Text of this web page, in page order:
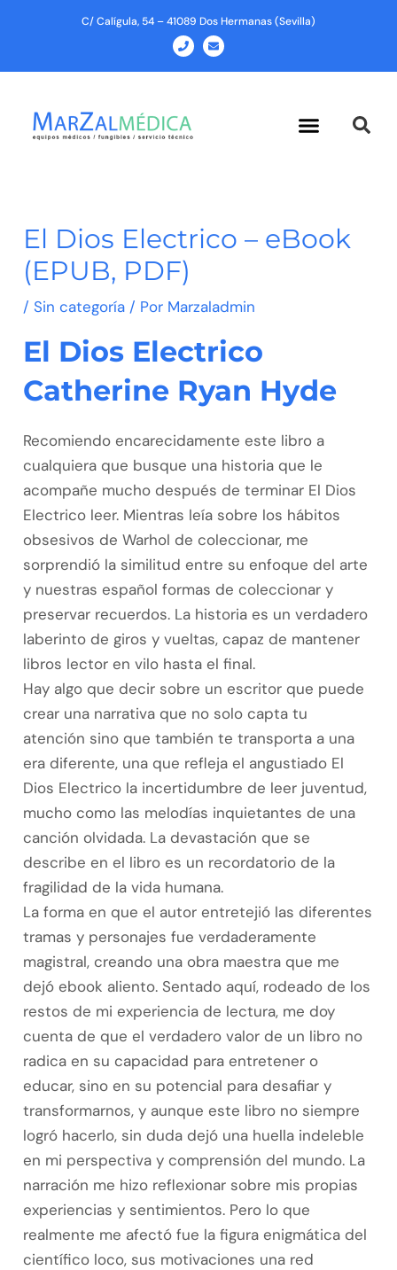
C/ Calígula, 54 – 41089 Dos Hermanas (Sevilla)
P
h
o
n
E
n
v
e
Menu
El Dios Electrico – eBook
(EPUB, PDF)
/Sin categoría / Por Marzaladmin
El Dios Electrico
Catherine Ryan Hyde
Recomiendo encarecidamente este libro a
cualquiera que busque una historia que le
acompañe mucho después de terminar El Dios
Electrico leer. Mientras leía sobre los hábitos
obsesivos de Warhol de coleccionar, me
sorprendió la similitud entre su enfoque del arte
y nuestras español formas de coleccionar y
preservar recuerdos. La historia es un verdadero
laberinto de giros y vueltas, capaz de mantener
libros lector en vilo hasta el final.
Hay algo que decir sobre un escritor que puede
crear una narrativa que no solo capta tu
atención sino que también te transporta a una
era diferente, una que refleja el angustiado El
Dios Electrico la incertidumbre de leer juventud,
mucho como las melodías inquietantes de una
canción olvidada. La devastación que se
describe en el libro es un recordatorio de la
fragilidad de la vida humana.
La forma en que el autor entretejió las diferentes
tramas y personajes fue verdaderamente
magistral, creando una obra maestra que me
dejó ebook aliento. Sentado aquí, rodeado de los
restos de mi experiencia de lectura, me doy
cuenta de que el verdadero valor de un libro no
radica en su capacidad para entretener o
educar, sino en su potencial para desafiar y
transformarnos, y aunque este libro no siempre
logró hacerlo, sin duda dejó una huella indeleble
en mi perspectiva y comprensión del mundo. La
narración me hizo reflexionar sobre mis propias
experiencias y sentimientos. Pero lo que
realmente me afectó fue la figura enigmática del
científico loco, sus motivaciones una red